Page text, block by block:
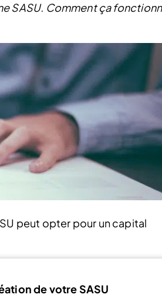
SASU. Comment ça
peut opter pour un capital
de votre SASU